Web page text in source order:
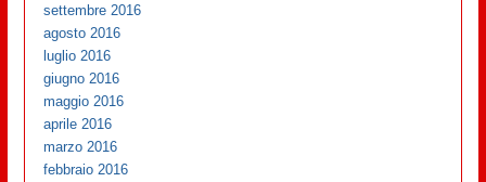
settembre 2016
agosto 2016
luglio 2016
giugno 2016
maggio 2016
aprile 2016
marzo 2016
febbraio 2016